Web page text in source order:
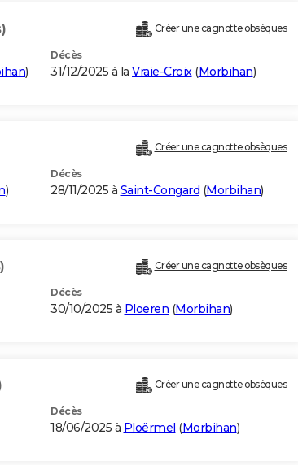
Créer une cagnotte obsèques
)
Décès
31/12/2025 à la Vraie-Croix(Morbihan)
Créer une cagnotte obsèques
)
Décès
28/11/2025 à Saint-Congard (Morbihan)
Créer une cagnotte obsèques
Décès
30/10/2025 à Ploeren (Morbihan)
Créer une cagnotte obsèques
Décès
18/06/2025 à Ploërmel (Morbihan)